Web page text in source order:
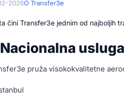
2026O Transfer3e
Nacionalna
pruža visokokvalitetne